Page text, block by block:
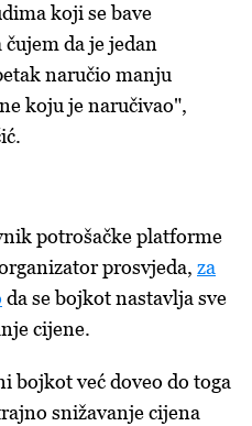
koji se bave
da je jedan
naručio manju
koju je naručivao",
potrošačke platforme
prosvjeda, za
da se bojkot nastavlja sve
cijene.
bojkot već doveo do toga
snižavanje cijena